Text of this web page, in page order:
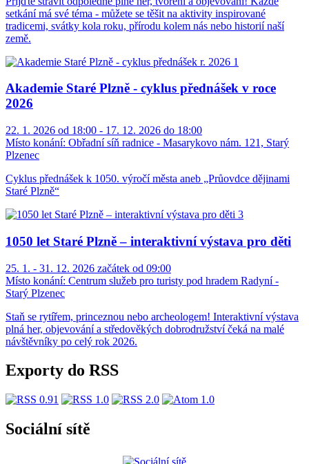
setkání má své téma - můžete se těšit na aktivity inspirované
tradicemi, svátky kola roku, přírodu kolem nás nebo historií naší
země.
Akademie Staré Plzně - cyklus přednášek v roce
2026
22. 1. 2026 od 18:00 - 17. 12. 2026 do 18:00
Místo konání: Obřadní síň radnice - Masarykovo nám. 121, Starý
Plzenec
Cyklus přednášek k 1050. výročí města aneb „Průovdce dějinami
Staré Plzně“
1050 let Staré Plzně – interaktivní výstava pro děti
25. 1. - 31. 12. 2026 začátek od 09:00
Místo konání: Centrum služeb pro turisty pod hradem Radyní -
Starý Plzenec
Staň se rytířem, princeznou nebo archeologem! Interaktivní výstava
plná her, objevování a středověkých dobrodružství čeká na malé
návštěvníky po celý rok 2026.
Exporty do RSS
Sociální sítě